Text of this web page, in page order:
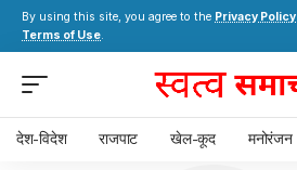
By using this site, you agree to the Privacy Policy
Terms of Use.
देश-विदेश राजपाट खेल-कूद मनोरंजन